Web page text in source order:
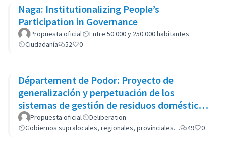
Naga: Institutionalizing People’s
Participation in Governance
Propuesta oficial
Entre 50.000 y 250.000 habitantes
Ciudadanía
52 0
Département de Podor: Proyecto de
generalización y perpetuación de los
sistemas de gestión de residuos domésticos
(GP-GOM).
Propuesta oficial
Deliberation
Gobiernos supralocales, regionales, provinciales…
49 0